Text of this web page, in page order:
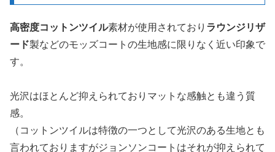
高密度コットンツイル素材が使用されており ラウンジリザ
ード製などのモッズコートの生地感に限りなく近い印象で
す。
光沢はほとんど抑えられておりマットな感触とも違う質
感。
（コットンツイルは特徴の一つとして光沢のある生地とも
言われておりますがジョンソンコートはそれが抑えられて